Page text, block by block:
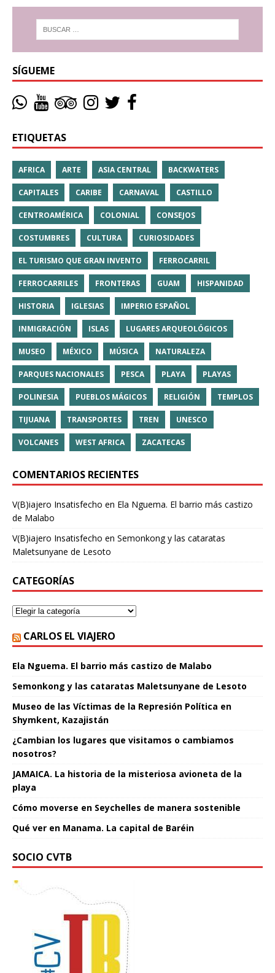
SÍGUEME
ETIQUETAS
AFRICA ARTE ASIA CENTRAL BACKWATERS
CAPITALES CARIBE CARNAVAL CASTILLO
CENTROAMÉRICA COLONIAL CONSEJOS
COSTUMBRES CULTURA CURIOSIDADES
EL TURISMO QUE GRAN INVENTO FERROCARRIL
FERROCARRILES FRONTERAS GUAM HISPANIDAD
HISTORIA IGLESIAS IMPERIO ESPAÑOL
INMIGRACIÓN ISLAS LUGARES ARQUEOLÓGICOS
MUSEO MÉXICO MÚSICA NATURALEZA
PARQUES NACIONALES PESCA PLAYA PLAYAS
POLINESIA PUEBLOS MÁGICOS RELIGIÓN TEMPLOS
TIJUANA TRANSPORTES TREN UNESCO
VOLCANES WEST AFRICA ZACATECAS
COMENTARIOS RECIENTES
V(B)iajero Insatisfecho en Ela Nguema. El barrio más castizo
de Malabo
V(B)iajero Insatisfecho en Semonkong y las cataratas
Maletsunyane de Lesoto
CATEGORÍAS
CARLOS EL VIAJERO
Ela Nguema. El barrio más castizo de Malabo
Semonkong y las cataratas Maletsunyane de Lesoto
Museo de las Víctimas de la Represión Política en
Shymkent, Kazajistán
¿Cambian los lugares que visitamos o cambiamos
nosotros?
JAMAICA. La historia de la misteriosa avioneta de la
playa
Cómo moverse en Seychelles de manera sostenible
Qué ver en Manama. La capital de Baréin
SOCIO CVTB